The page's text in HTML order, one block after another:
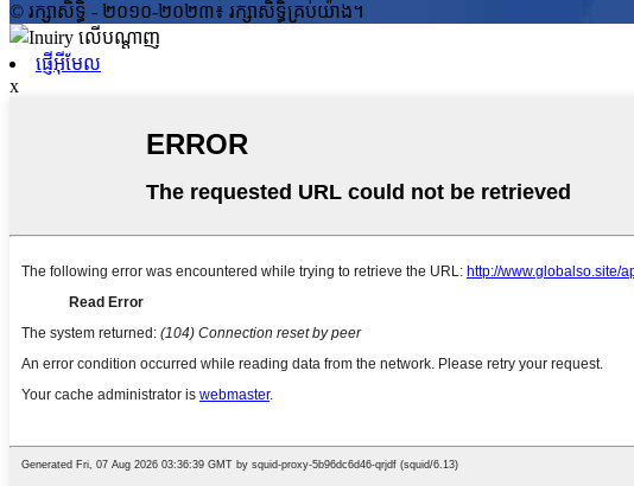
© រក្សាសិទ្ធិ - ២០១០-២០២៣៖ រក្សាសិទ្ធិគ្រប់យ៉ាង។
ផ្ញើអ៊ីមែល
x